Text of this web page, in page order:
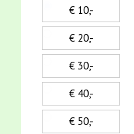
€ 10,-
€ 20,-
€ 30,-
€ 40,-
€ 50,-